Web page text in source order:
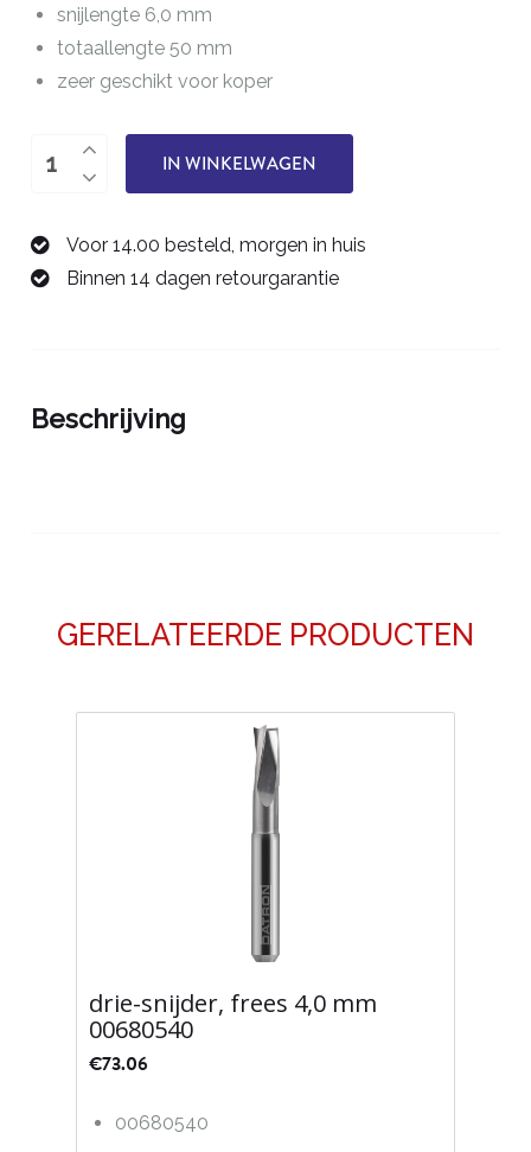
snijlengte 6,0 mm
totaallengte 50 mm
zeer geschikt voor koper
snijder,
3,0
mm
IN WINKELWAGEN
Voor 14.00 besteld, morgen in huis
Binnen 14 dagen retourgarantie
Beschrijving
GERELATEERDE PRODUCTEN
drie-snijder, frees 4,0 mm
00680540
€73.06
00680540